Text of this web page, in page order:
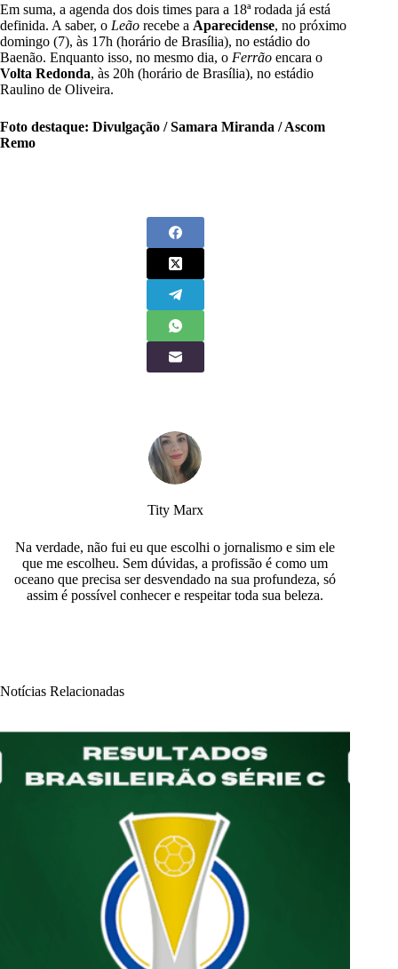
Em suma, a agenda dos dois times para a 18ª rodada já está
definida. A saber, o Leão recebe a Aparecidense, no próximo
domingo (7), às 17h (horário de Brasília), no estádio do
Baenão. Enquanto isso, no mesmo dia, o Ferrão encara o
Volta Redonda, às 20h (horário de Brasília), no estádio
Raulino de Oliveira.
Foto destaque: Divulgação / Samara Miranda / Ascom
Remo
Tity Marx
Na verdade, não fui eu que escolhi o jornalismo e sim ele
que me escolheu. Sem dúvidas, a profissão é como um
oceano que precisa ser desvendado na sua profundeza, só
assim é possível conhecer e respeitar toda sua beleza.
Notícias Relacionadas